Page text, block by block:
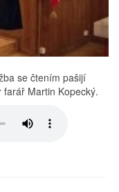
se čtením pašijí
Martin Kopecký.